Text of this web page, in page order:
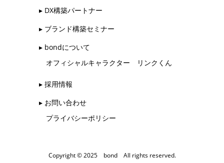
▸ DX構築パートナー
▸ ブランド構築セミナー
▸ bondについて
オフィシャルキャラクター リンクくん
▸ 採用情報
▸ お問い合わせ
プライバシーポリシー
Copyright © 2025 bond All rights reserved.